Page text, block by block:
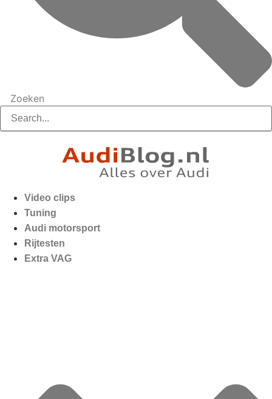
Zoeken
Video clips
Tuning
Audi motorsport
Rijtesten
Extra VAG